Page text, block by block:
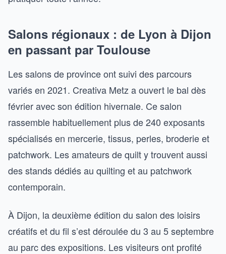
Salons régionaux : de Lyon à Dijon
en passant par Toulouse
Les salons de province ont suivi des parcours
variés en 2021. Creativa Metz a ouvert le bal dès
février avec son édition hivernale. Ce salon
rassemble habituellement plus de 240 exposants
spécialisés en mercerie, tissus, perles, broderie et
patchwork. Les amateurs de quilt y trouvent aussi
des stands dédiés au quilting et au patchwork
contemporain.
À Dijon, la deuxième édition du salon des loisirs
créatifs et du fil s’est déroulée du 3 au 5 septembre
au parc des expositions. Les visiteurs ont profité